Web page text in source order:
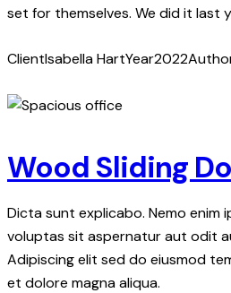
set for themselves. We did it last
ClientIsabella HartYear2022
Wood Sliding
Dicta sunt explicabo. Nemo enim
voluptas sit aspernatur aut odit
Adipiscing elit sed do eiusmod
et dolore magna aliqua.